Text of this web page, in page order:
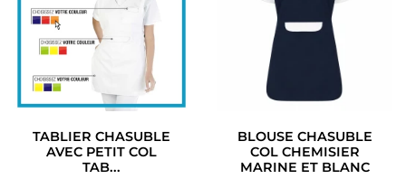
TABLIER CHASUBLE
AVEC PETIT COL
TAB...
BLOUSE CHASUBLE
COL CHEMISIER
MARINE ET BLANC